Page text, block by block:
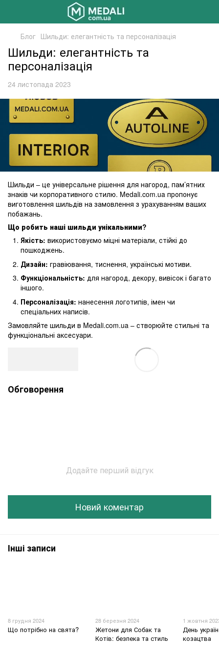
Блог Шильди: елегантність та персоналізація
Шильди: елегантність та
персоналізація
24 листопада 2023
Шильди – це універсальне рішення для нагород, пам’ятних
знаків чи корпоративного стилю. Medali.com.ua пропонує
виготовлення шильдів на замовлення з урахуванням ваших
побажань.
Що робить наші шильди унікальними?
Якість: використовуємо міцні матеріали, стійкі до
пошкоджень.
Дизайн: гравіювання, тиснення, українські мотиви.
Функціональність: для нагород, декору, вивісок і багато
іншого.
Персоналізація: нанесення логотипів, імен чи
спеціальних написів.
Замовляйте шильди в Medali.com.ua – створюйте стильні та
функціональні аксесуари.
Обговорення
Додайте перший відгук
Новий коментар
Інші записи
8 грудня 2024
Що потрібно на свята?
28 березня 2024
Жетони для Собак та
Котів: безпека та стиль
1 жовтня
День
козацтва